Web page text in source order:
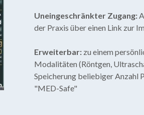
Uneingeschränkter Zugang:
der Praxis über einen Link zur
Erweiterbar: zu einem
Modalitäten (Röntgen,
Speicherung beliebiger Anzahl
"MED-Safe"